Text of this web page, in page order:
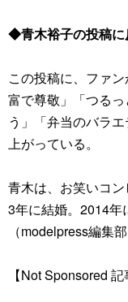
◆青木裕子の投稿に
この投稿に、ファ
富で尊敬」「つる
う」「弁当のバラ
上がっている。
青木は、お笑いコ
3年に結婚。2014年
（modelpress編集部
【Not Sponsored 記